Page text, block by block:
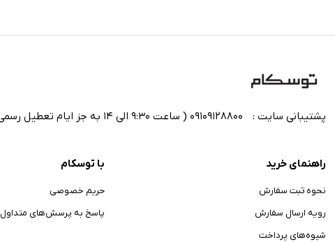
پشتیبانی سایت : 09109128800 ( ساعت 9:30 الی 14 به جز ایام تعطیل رسمی)
راهنمای خرید
نحوه ثبت سفارش
رویه ارسال سفارش
شیوه‌های پرداخت
با توسکام
حریم خصوصی
پاسخ به پرسش‌های متداول